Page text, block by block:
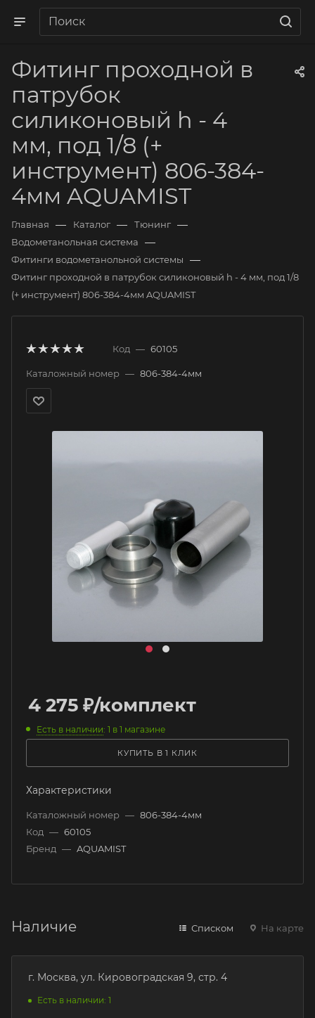
Фитинг проходной в
патрубок
силиконовый h - 4
мм, под 1/8 (+
инструмент) 806-384-
4мм AQUAMIST
Главная — Каталог — Тюнинг —
Водометанольная система —
Фитинги водометанольной системы —
Фитинг проходной в патрубок силиконовый h - 4 мм, под 1/8
(+ инструмент) 806-384-4мм AQUAMIST
Код — 60105
Каталожный номер — 806-384-4мм
4 275 ₽/комплект
Есть в наличии: 1 в 1 магазине
КУПИТЬ В 1 КЛИК
Характеристики
Каталожный номер — 806-384-4мм
Код — 60105
Бренд — AQUAMIST
Наличие Списком На карте
г. Москва, ул. Кировоградская 9, стр. 4
Есть в наличии: 1